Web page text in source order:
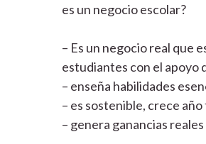
es un negocio escolar?
– Es un negocio real que
estudiantes con el apoyo
– enseña habilidades
– es sostenible, crece año
– genera ganancias